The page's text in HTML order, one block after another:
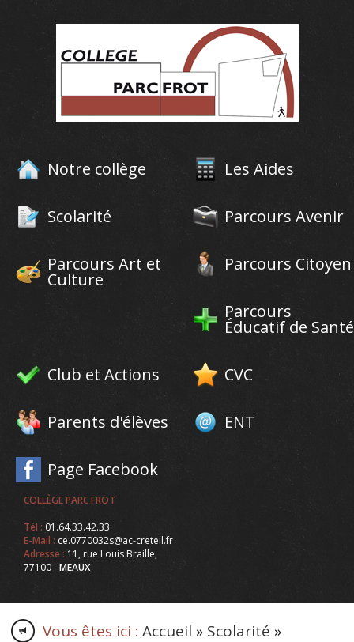
Notre collège Les Aides
Scolarité Parcours Avenir
Parcours Art et
Culture
Parcours Citoyen
Parcours
Éducatif de Santé
Club et Actions CVC
Parents d'élèves ENT
Page Facebook
COLLÈGE PARC FROT
Tél : 01.64.33.42.33
E-Mail : ce.0770032s@ac-creteil.fr
Adresse : 11, rue Louis Braille,
77100 -MEAUX
Vous êtes ici : Accueil » Scolarité »